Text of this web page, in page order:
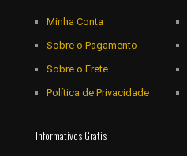
Minha Conta
Sobre o Pagamento
Sobre o Frete
Política de Privacidade
Informativos Grátis